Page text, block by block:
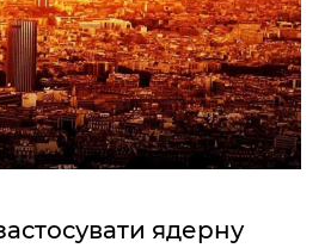
ядерну